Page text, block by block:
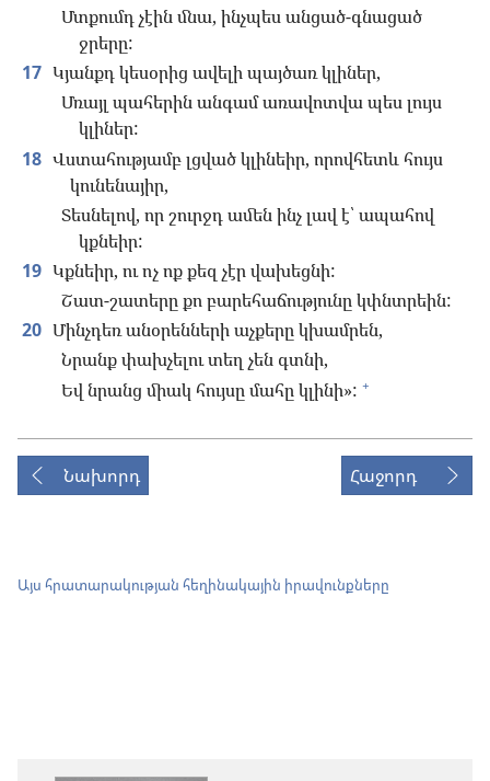
Մտքումդ չէին մնա, ինչպես անցած-գնացած
ջրերը:
17 Կյանքդ կեսօրից ավելի պայծառ կլիներ,
Մռայլ պահերին անգամ առավոտվա պես լույս
կլիներ:
18 Վստահությամբ լցված կլինեիր, որովհետև հույս
կունենայիր,
Տեսնելով, որ շուրջդ ամեն ինչ լավ է՝ ապահով
կքնեիր:
19 Կքնեիր, ու ոչ ոք քեզ չէր վախեցնի:
Շատ-շատերը քո բարեհաճությունը կփնտրեին:
20 Մինչդեռ անօրենների աչքերը կխամրեն,
Նրանք փախչելու տեղ չեն գտնի,
Եվ նրանց միակ հույսը մահը կլինի»: +
Նախորդ Հաջորդ
Այս հրատարակության հեղինակային իրավունքները